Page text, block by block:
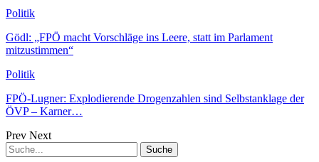
Politik
Gödl: „FPÖ macht Vorschläge ins Leere, statt im Parlament
mitzustimmen“
Politik
FPÖ-Lugner: Explodierende Drogenzahlen sind Selbstanklage der
ÖVP – Karner…
Prev Next